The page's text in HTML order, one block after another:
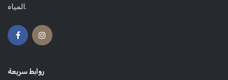
المياه.
روابط سريعة